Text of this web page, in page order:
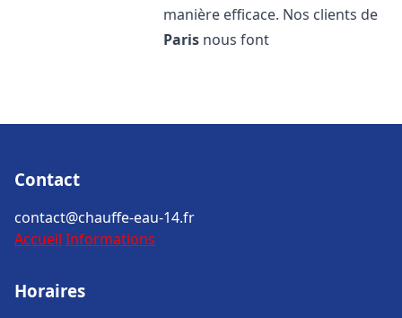
manière efficace. Nos clients de
Paris nous font
Contact
contact@chauffe-eau-14.fr
Accueil Informations
Horaires